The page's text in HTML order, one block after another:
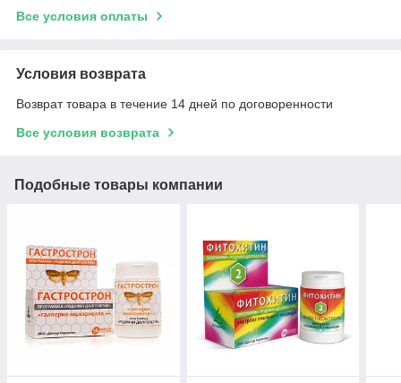
Все условия оплаты
Условия возврата
Возврат товара в течение 14 дней по договоренности
Все условия возврата
Подобные товары компании